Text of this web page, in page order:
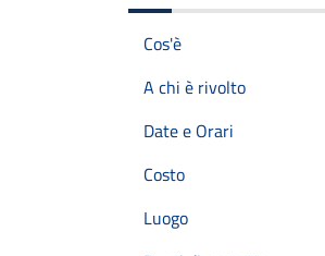
Cos'è
A chi è rivolto
Date e Orari
Costo
Luogo